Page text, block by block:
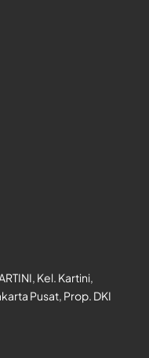
Kel. Kartini,
Pusat, Prop. DKI